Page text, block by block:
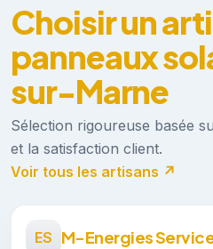
Choisir un
panneaux
sur-Marne
Sélection rigoureuse basée
et la satisfaction client.
Voir tous les artisans ↗
ES M-Energies